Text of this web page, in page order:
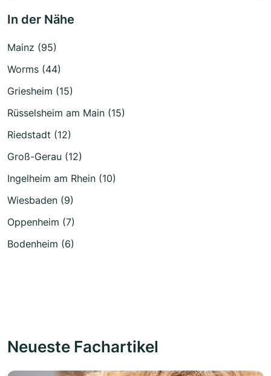
In der Nähe
Mainz (95)
Worms (44)
Griesheim (15)
Rüsselsheim am Main (15)
Riedstadt (12)
Groß-Gerau (12)
Ingelheim am Rhein (10)
Wiesbaden (9)
Oppenheim (7)
Bodenheim (6)
Neueste Fachartikel